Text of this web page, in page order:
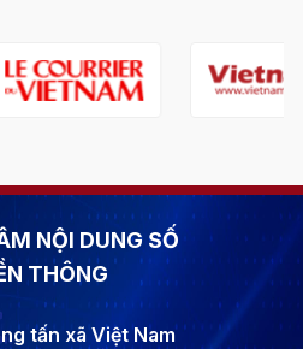
NỘI DUNG SỐ
THÔNG
tấn xã Việt Nam